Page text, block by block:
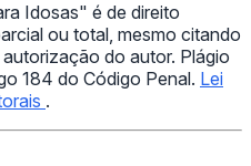
Idosas" é de direito
ou total, mesmo citando
do autor. Plágio
184 do Código Penal. Lei
.